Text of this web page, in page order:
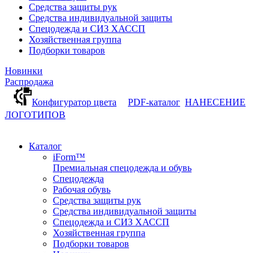
Средства защиты рук
Средства индивидуальной защиты
Спецодежда и СИЗ ХАССП
Хозяйственная группа
Подборки товаров
Новинки
Распродажа
Конфигуратор цвета
PDF-каталог НАНЕСЕНИЕ
ЛОГОТИПОВ
Каталог
iForm™
Премиальная спецодежда и обувь
Спецодежда
Рабочая обувь
Средства защиты рук
Средства индивидуальной защиты
Спецодежда и СИЗ ХАССП
Хозяйственная группа
Подборки товаров